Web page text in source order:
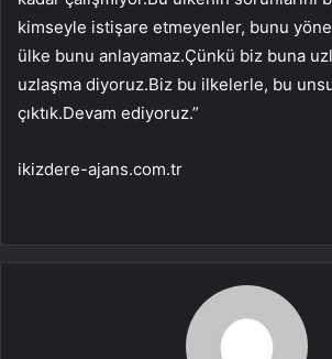
kimseyle istişare etmeyenler, bunu
ülke bunu anlayamaz.Çünkü biz buna
uzlaşma diyoruz.Biz bu ilkelerle, bu
çıktık.Devam ediyoruz.”
ikizdere-ajans.com.tr